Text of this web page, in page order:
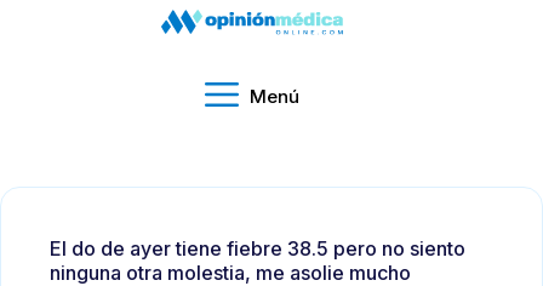
Menú
El do de ayer tiene fiebre 38.5 pero no siento
ninguna otra molestia, me asolie mucho